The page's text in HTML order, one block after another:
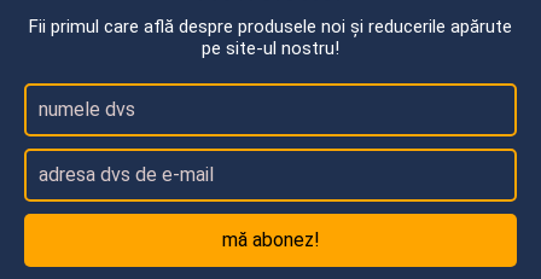
Fii primul care află despre produsele noi și reducerile apărute
pe site-ul nostru!
mă abonez!